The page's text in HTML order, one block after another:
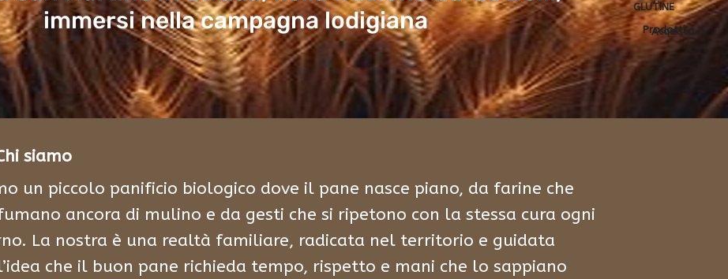
immersi nella campagna lodigiana
GLUTINE
Prodotti
Acquista
siamo
un piccolo panificio biologico dove il pane nasce piano, da farine che
ancora di mulino e da gesti che si ripetono con la stessa cura ogni
La nostra è una realtà familiare, radicata nel territorio e guidata
che il buon pane richieda tempo, rispetto e mani che lo sappiano